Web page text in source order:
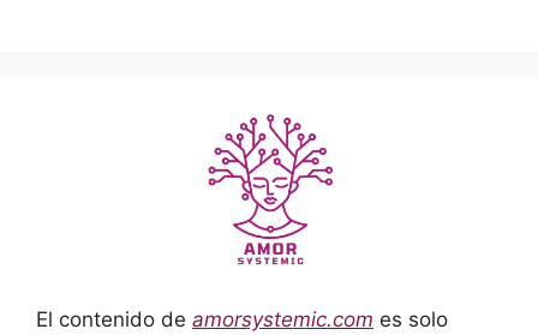
El contenido de amorsystemic.com es solo